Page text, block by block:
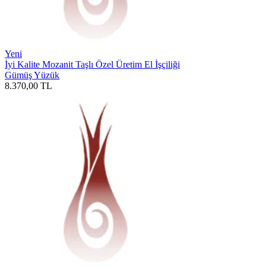
Yeni
İyi Kalite Mozanit Taşlı Özel Üretim El İşçiliği
Gümüş Yüzük
8.370,00 TL